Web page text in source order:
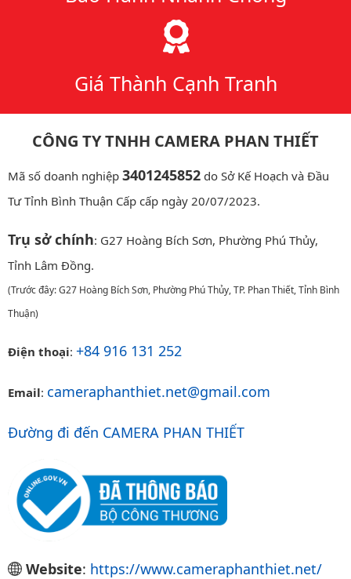
Giá Thành Cạnh Tranh
CÔNG TY TNHH CAMERA PHAN THIẾT
Mã số doanh nghiệp 3401245852 do Sở Kế Hoạch và Đầu
Tư Tỉnh Bình Thuận Cấp cấp ngày 20/07/2023.
Trụ sở chính: G27 Hoàng Bích Sơn, Phường Phú Thủy,
Tỉnh Lâm Đồng.
(Trước đây: G27 Hoàng Bích Sơn, Phường Phú Thủy, TP. Phan Thiết, Tỉnh Bình
Thuận)
Điện thoại: +84 916 131 252
Email: cameraphanthiet.net@gmail.com
Đường đi đến CAMERA PHAN THIẾT
Website: https://www.cameraphanthiet.net/